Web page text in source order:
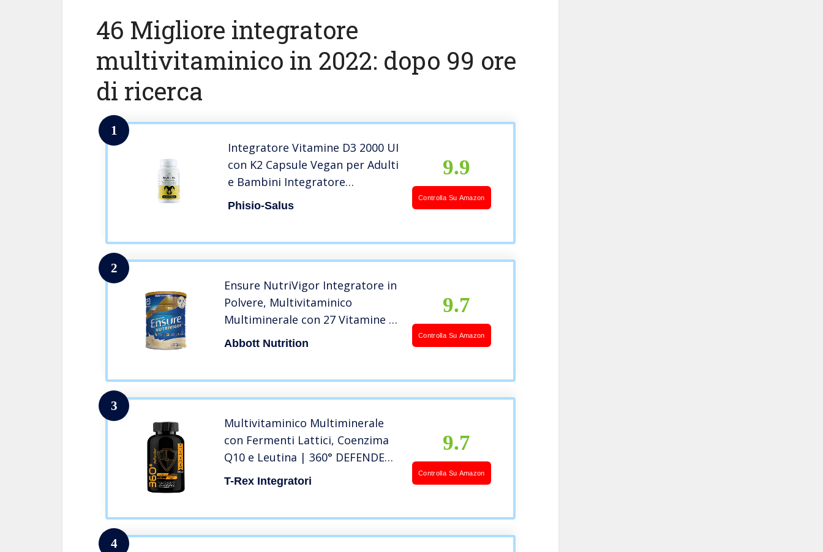
46 Migliore integratore
multivitaminico in 2022: dopo 99 ore
di ricerca
1
Integratore Vitamine D3 2000 UI
con K2 Capsule Vegan per Adulti
e Bambini Integratore
Multivitaminico Antiossidante
Phisio-Salus
9.9
Controlla Su Amazon
2
Ensure NutriVigor Integratore in
Polvere, Multivitaminico
Multiminerale con 27 Vitamine e
Minerali | Integratore
Abbott Nutrition
9.7
Controlla Su Amazon
3
Multivitaminico Multiminerale
con Fermenti Lattici, Coenzima
Q10 e Leutina | 360° DEFENDER
120 compresse Integratore per
Difese Immunitarie, 15 Vitamine,
T-Rex Integratori
9.7
Controlla Su Amazon
4